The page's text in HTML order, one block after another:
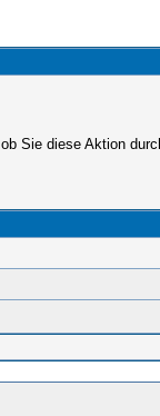
Sie diese Aktion